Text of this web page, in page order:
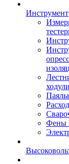
Инструмент
ходули
Фены